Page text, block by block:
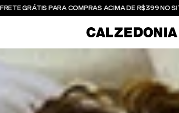
FRETE GRÁTIS PARA COMPRAS ACIMA DE R$399 NO